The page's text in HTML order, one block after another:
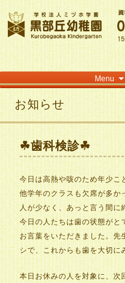
神奈川県平塚市の「学校法人ミヅホ学園黒部
な住宅街にある静かな環境で幼
Menu
to
content
お知らせ
☘歯科検診☘
今日は高熱や咳のため年少こ
他学年のクラスも欠席が多か
人が少なく、あっと言う間に
今日の人たちは歯の状態がと
お言葉をいただきました。先
シで、これからも歯を大切に
本日お休みの人を対象に、次